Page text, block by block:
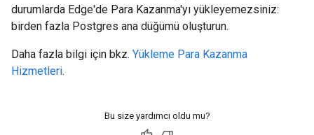
durumlarda Edge'de Para Kazanma'yı yükleyemezsiniz:
birden fazla Postgres ana düğümü oluşturun.
Daha fazla bilgi için bkz. Yükleme Para Kazanma
Hizmetleri.
Bu size yardımcı oldu mu?